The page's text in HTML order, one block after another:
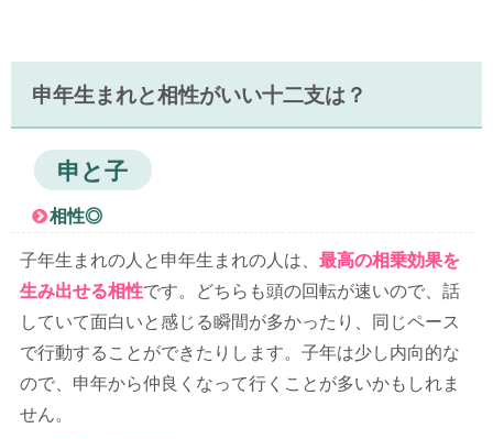
申年生まれと相性がいい十二支は？
申と子
相性◎
子年生まれの人と申年生まれの人は、 最高の相乗効果を
生み出せる相性です。どちらも頭の回転が速いので、話
していて面白いと感じる瞬間が多かったり、同じペース
で行動することができたりします。子年は少し内向的な
ので、申年から仲良くなって行くことが多いかもしれま
せん。